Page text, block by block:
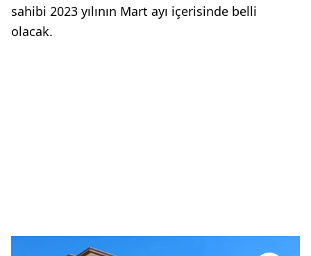
sahibi 2023 yılının Mart ayı içerisinde belli
olacak.